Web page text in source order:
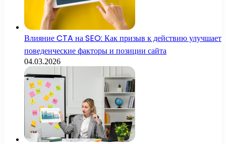
Влияние CTA на SEO: Как призыв к действию улучшает
поведенческие факторы и позиции сайта
04.03.2026